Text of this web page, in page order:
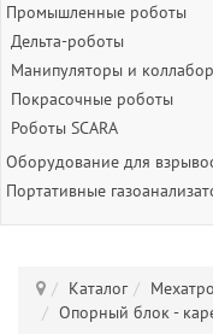
Промышленные роботы
Дельта-роботы
Манипуляторы и
Покрасочные роботы
Роботы SCARA
Оборудование для
Портативные
Каталог
Опорный блок -